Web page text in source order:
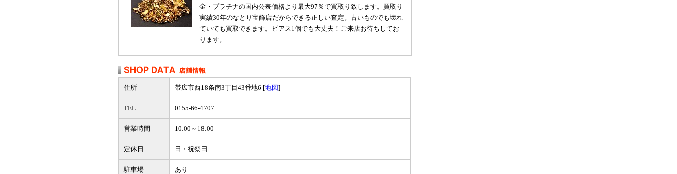
金・プラチナの国内公表価格より最大97％で買取り致します。買取り
実績30年のなとり宝飾店だからできる正しい査定。古いものでも壊れ
ていても買取できます。ピアス1個でも大丈夫！ご来店お待ちしてお
ります。
住所 帯広市西18条南3丁目43番地6 [地図]
TEL 0155-66-4707
営業時間 10:00～18:00
定休日 日・祝祭日
駐車場 あり